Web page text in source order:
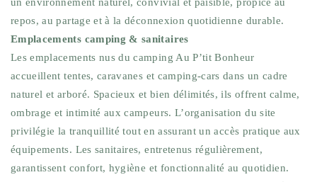
repos, au partage et à la déconnexion quotidienne durable.
Emplacements camping & sanitaires
Les emplacements nus du camping Au P’tit Bonheur
accueillent tentes, caravanes et camping-cars dans un cadre
naturel et arboré. Spacieux et bien délimités, ils offrent calme,
ombrage et intimité aux campeurs. L’organisation du site
privilégie la tranquillité tout en assurant un accès pratique aux
équipements. Les sanitaires, entretenus régulièrement,
garantissent confort, hygiène et fonctionnalité au quotidien.